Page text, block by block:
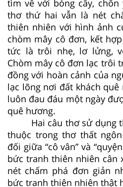
tìm về với bóng cây, chốn
thơ thứ hai vẫn là nét
thiên nhiên với hình ảnh
chòm mây cô đơn, kết
tức là trôi nhẹ, lơ lửng,
Chòm mây cô đơn lạc trôi
đồng với hoàn cảnh của
lạc lõng nơi đất khách
luôn đau đáu một ngày
quê hương.
Hai câu thơ sử dụng
thuộc trong thơ thất
đối giữa “cô vân” và
bức tranh thiên nhiên cân
nét chấm phá đơn giản
bức tranh thiên nhiên thật